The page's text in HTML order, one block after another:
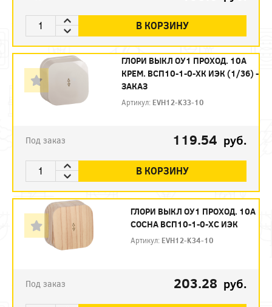
В КОРЗИНУ
ГЛОРИ ВЫКЛ ОУ1 ПРОХОД. 10А
КРЕМ. ВСП10-1-0-ХК ИЭК (1/36) -
ЗАКАЗ
Артикул: EVH12-K33-10
Под заказ 119.54 руб.
В КОРЗИНУ
ГЛОРИ ВЫКЛ ОУ1 ПРОХОД. 10А
СОСНА ВСП10-1-0-ХС ИЭК
Артикул: EVH12-K34-10
Под заказ 203.28 руб.